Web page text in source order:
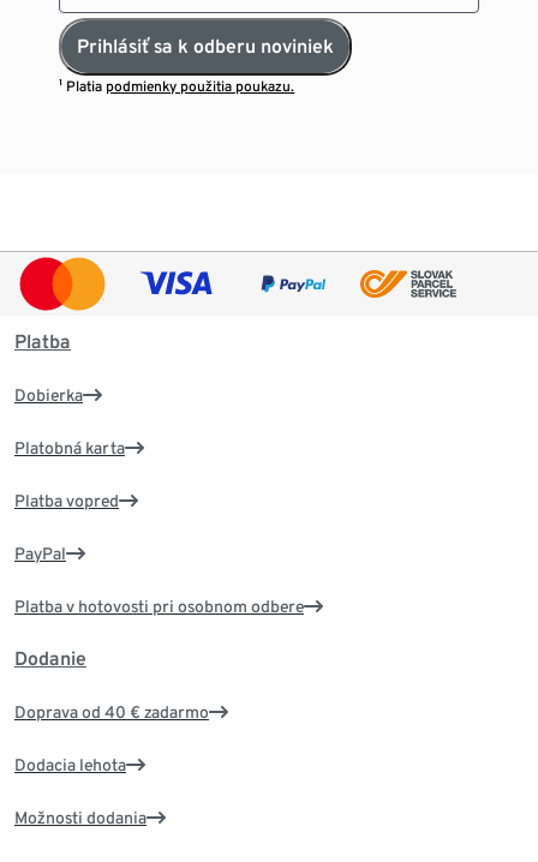
Prihlásiť sa k odberu noviniek
¹ Platia podmienky použitia poukazu.
Platba
Dobierka
Platobná karta
Platba vopred
PayPal
Platba v hotovosti pri osobnom odbere
Dodanie
Doprava od 40 € zadarmo
Dodacia lehota
Možnosti dodania